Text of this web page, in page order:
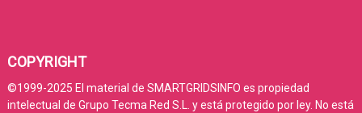
COPYRIGHT
©1999-2025 El material de SMARTGRIDSINFO es propiedad
intelectual de Grupo Tecma Red S.L. y está protegido por ley. No está